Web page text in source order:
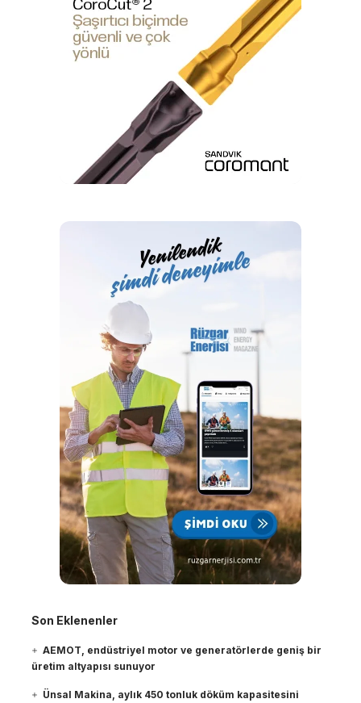
Son Eklenenler
AEMOT, endüstriyel motor ve generatörlerde geniş bir
üretim altyapısı sunuyor
Ünsal Makina, aylık 450 tonluk döküm kapasitesini